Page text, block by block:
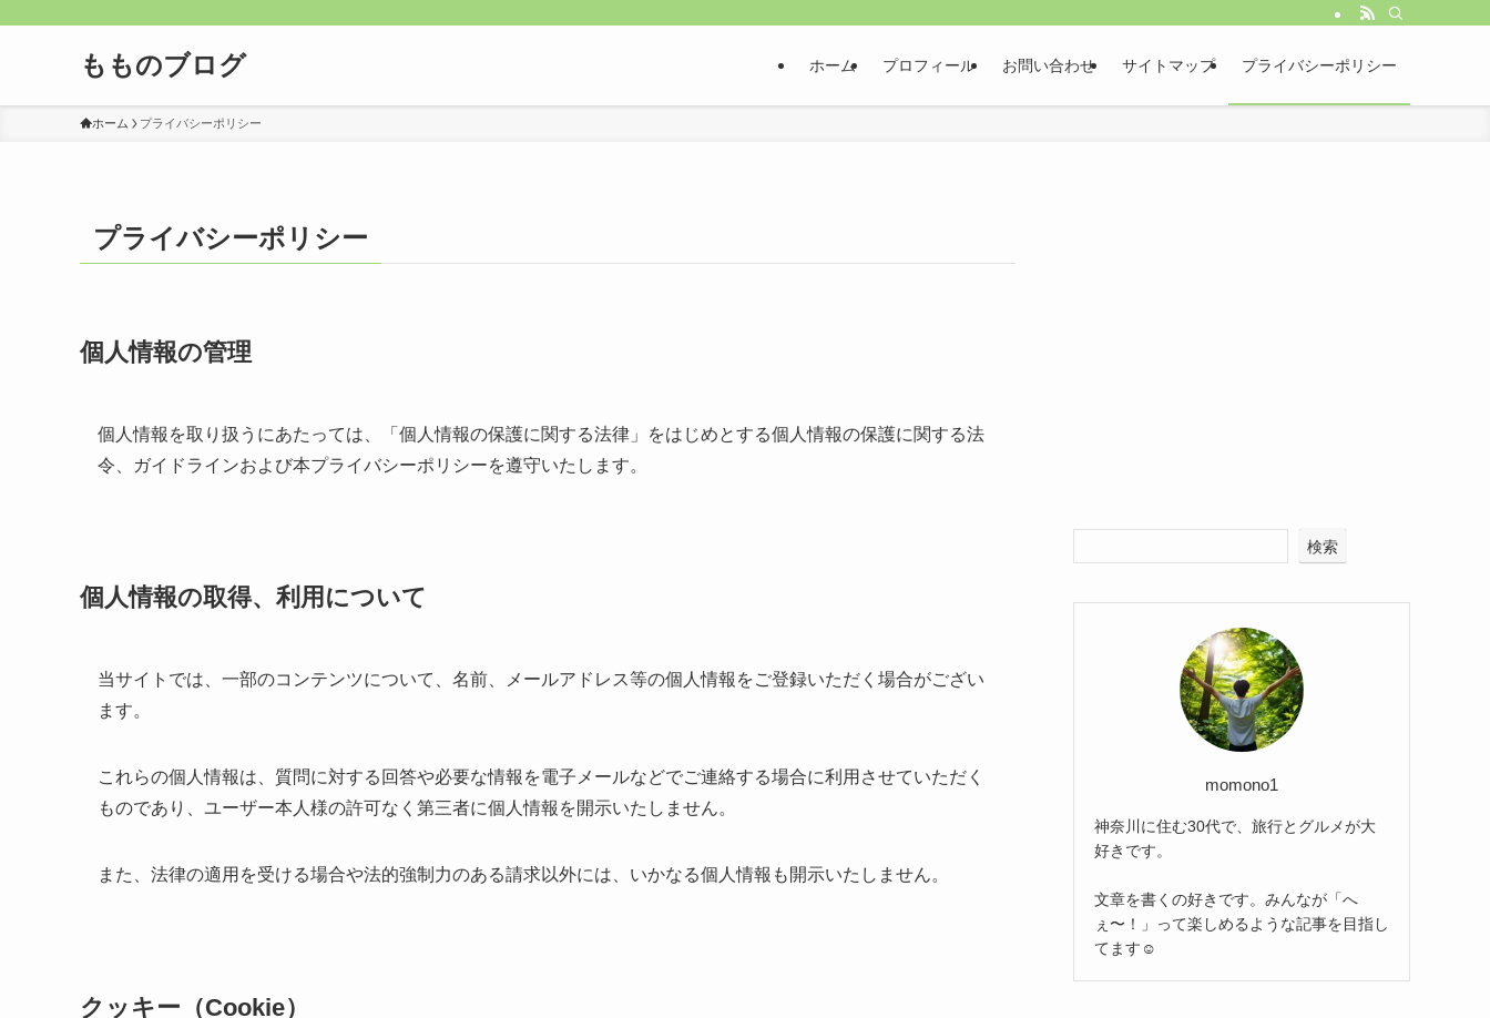
もものブログ ホーム プロフィール お問い合わせ サイトマップ プライバシーポリシー
ホーム プライバシーポリシー
プライバシーポリシー
個人情報の管理
個人情報を取り扱うにあたっては、「個人情報の保護に関する法律」をはじめとする個人情報の保護に関する法
令、ガイドラインおよび本プライバシーポリシーを遵守いたします。
個人情報の取得、利用について
当サイトでは、一部のコンテンツについて、名前、メールアドレス等の個人情報をご登録いただく場合がござい
ます。
これらの個人情報は、質問に対する回答や必要な情報を電子メールなどでご連絡する場合に利用させていただく
ものであり、ユーザー本人様の許可なく第三者に個人情報を開示いたしません。
また、法律の適用を受ける場合や法的強制力のある請求以外には、いかなる個人情報も開示いたしません。
クッキー（Cookie）
検索
momono1
神奈川に住む30代で、旅行とグルメが大
好きです。
文章を書くの好きです。みんなが「へ
ぇ〜！」って楽しめるような記事を目指し
てます☺️